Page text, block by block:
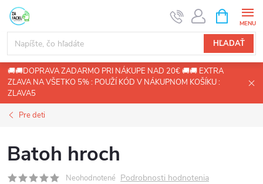
Prejsť
obsah
HĽADAŤ
KOŠÍK
🚚🚚DOPRAVA ZADARMO PRI NÁKUPE NAD 20€ 🚚🚚 EXTRA
ZĽAVA NA VŠETKO 5% : POUŽÍ KÓD V NÁKUPNOM KOŠÍKU :
ZLAVA5
Pre deti
Batoh hroch
Neohodnotené Podrobnosti hodnotenia